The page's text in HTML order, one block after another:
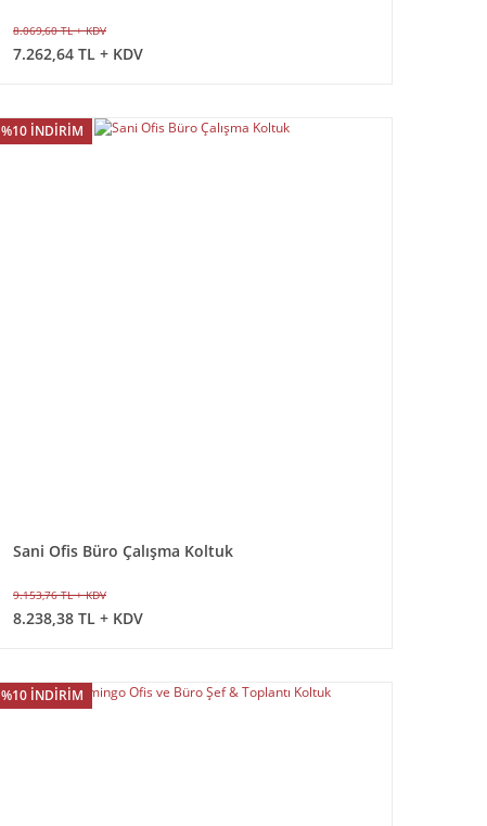
8.069,60 TL + KDV
7.262,64 TL + KDV
%10 İNDİRİM
Sani Ofis Büro Çalışma Koltuk
9.153,76 TL + KDV
8.238,38 TL + KDV
%10 İNDİRİM